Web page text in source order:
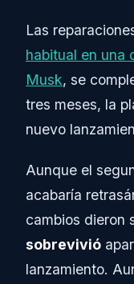
Las
habitual en una
Musk, se
tres meses, la
nuevo
Aunque el
acabaría
cambios dieron
sobrevivió
lanzamiento.